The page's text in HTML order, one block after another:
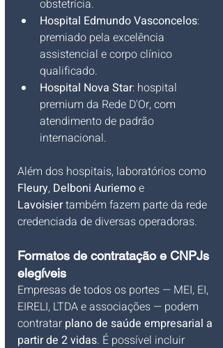
obstetrícia.
Hospital Edmundo Vasconcelos:
premiado pela excelência
assistencial e corpo clínico
qualificado.
Hospital Nova Star: hospital
premium da Rede D'Or, com
atendimento de padrão
internacional.
Além dos hospitais, laboratórios como
Fleury, Delboni Auriemo e
Lavoisier também fazem parte da rede
credenciada de diversas operadoras.
Formatos de contratação e CNPJs
elegíveis
Empresas de todos os portes — MEI, EI,
EIRELI, LTDA e associações — podem
contratar plano de saúde empresarial a
partir de 2 vidas. É possível incluir